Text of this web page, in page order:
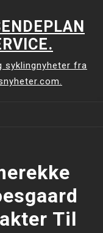
syklingnyheter fra
Til